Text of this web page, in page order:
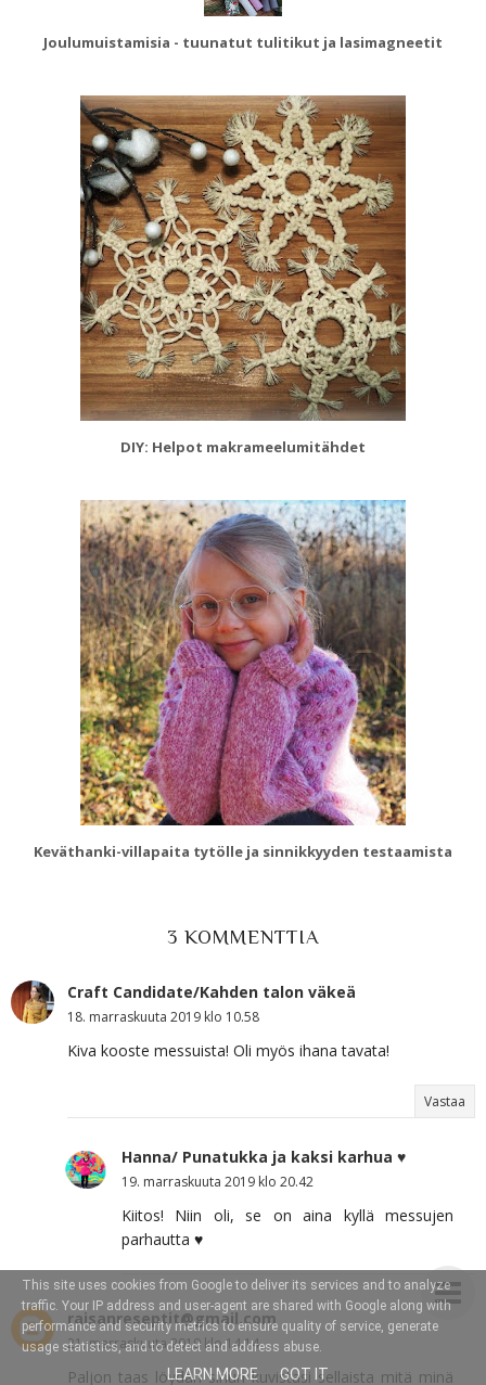
Joulumuistamisia - tuunatut tulitikut ja lasimagneetit
DIY: Helpot makrameelumitähdet
Keväthanki-villapaita tytölle ja sinnikkyyden testaamista
3 KOMMENTTIA
Craft Candidate/Kahden talon väkeä
18. marraskuuta 2019 klo 10.58
Kiva kooste messuista! Oli myös ihana tavata!
Vastaa
Hanna/ Punatukka ja kaksi karhua ♥
19. marraskuuta 2019 klo 20.42
Kiitos! Niin oli, se on aina kyllä messujen
parhautta ♥
raisanreseptit@gmail.com
21. marraskuuta 2019 klo 14.14
Paljon taas löydän sinun kuvistasi sellaista mitä minä
This site uses cookies from Google to deliver its services and to analyze
traffic. Your IP address and user-agent are shared with Google along with
performance and security metrics to ensure quality of service, generate
usage statistics, and to detect and address abuse.
LEARN MORE GOT IT